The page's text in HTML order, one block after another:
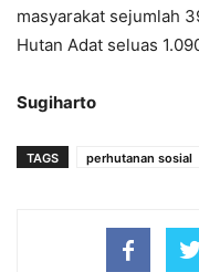
masyarakat sejumlah
Hutan Adat seluas
Sugiharto
TAGS perhutanan sosial